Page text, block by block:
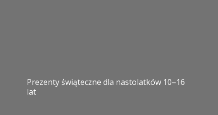
Prezenty świąteczne dla nastolatków 10–16
lat